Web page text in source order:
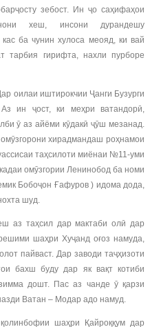
зебост. Ин ҷо саҳифаҳои
хеш, инсони дурандешу
ба чунин хулоса меояд, ки вай
тарбия гирифта, нахли пурборе
оилаи иштирокчии Ҷанги Бузурги
ин ҷост, ки меҳри ватандорӣ,
ӯ аз айёми кӯдакӣ ҷӯш мезанад.
хирадмандаш роҳнамои
таҳсилоти миёнаи №11-уми
омӯзгории Ленинобод ба номи
Бобоҷон Ғафуров ) идома дода,
шуд.
аз таҳсил дар мактаби олӣ дар
шаҳри Хуҷанд оғоз намуда,
пайваст. Дар заводи таҷҳизоти
бахш буду дар як вақт котиби
дошт. Пас аз чанде ӯ қарзи
Ватан – Модар адо намуд.
шаҳри Қайроққум дар